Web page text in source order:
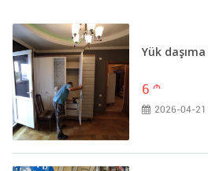
Yük daşıma
6 m
2026-04-21